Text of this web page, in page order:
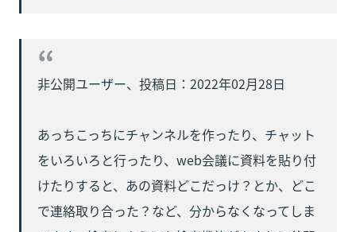
非公開ユーザー、投稿日：2022年02月28日
あっちこっちにチャンネルを作ったり、チャット
をいろいろと行ったり、web会議に資料を貼り付
けたりすると、あの資料どこだっけ？とか、どこ
で連絡取り合った？など、分からなくなってしま